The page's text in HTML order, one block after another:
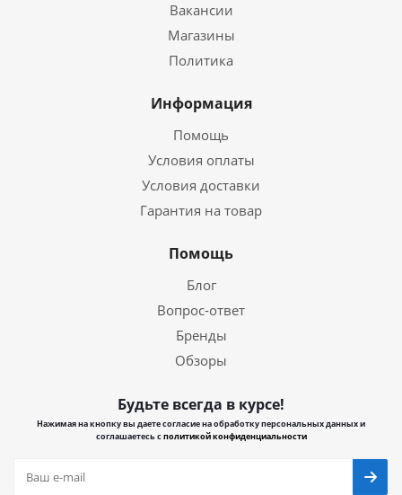
Вакансии
Магазины
Политика
Информация
Помощь
Условия оплаты
Условия доставки
Гарантия на товар
Помощь
Блог
Вопрос-ответ
Бренды
Обзоры
Будьте всегда в курсе!
Нажимая на кнопку вы даете согласие на обработку персональных данных и
соглашаетесь сполитикой конфиденциальности